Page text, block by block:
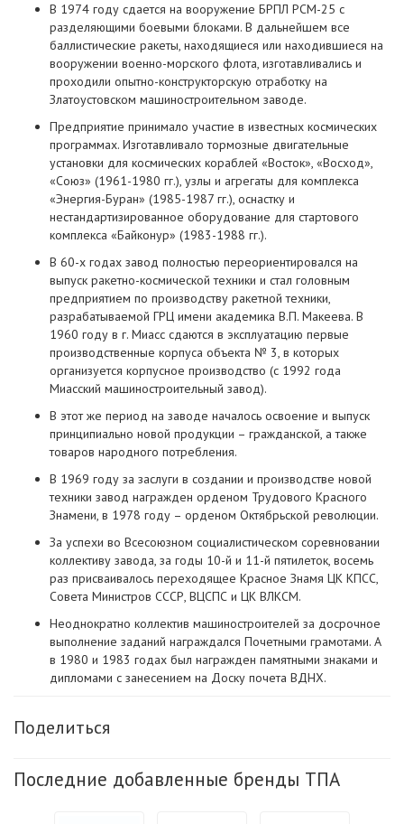
В 1974 году сдается на вооружение БРПЛ РСМ-25 с
разделяющими боевыми блоками. В дальнейшем все
баллистические ракеты, находящиеся или находившиеся на
вооружении военно-морского флота, изготавливались и
проходили опытно-конструкторскую отработку на
Златоустовском машиностроительном заводе.
Предприятие принимало участие в известных космических
программах. Изготавливало тормозные двигательные
установки для космических кораблей «Восток», «Восход»,
«Союз» (1961-1980 гг.), узлы и агрегаты для комплекса
«Энергия-Буран» (1985-1987 гг.), оснастку и
нестандартизированное оборудование для стартового
комплекса «Байконур» (1983-1988 гг.).
В 60-х годах завод полностью переориентировался на
выпуск ракетно-космической техники и стал головным
предприятием по производству ракетной техники,
разрабатываемой ГРЦ имени академика В.П. Макеева. В
1960 году в г. Миасс сдаются в эксплуатацию первые
производственные корпуса объекта № 3, в которых
организуется корпусное производство (с 1992 года
Миасский машиностроительный завод).
В этот же период на заводе началось освоение и выпуск
принципиально новой продукции – гражданской, а также
товаров народного потребления.
В 1969 году за заслуги в создании и производстве новой
техники завод награжден орденом Трудового Красного
Знамени, в 1978 году – орденом Октябрьской революции.
За успехи во Всесоюзном социалистическом соревновании
коллективу завода, за годы 10-й и 11-й пятилеток, восемь
раз присваивалось переходящее Красное Знамя ЦК КПСС,
Совета Министров СССР, ВЦСПС и ЦК ВЛКСМ.
Неоднократно коллектив машиностроителей за досрочное
выполнение заданий награждался Почетными грамотами. А
в 1980 и 1983 годах был награжден памятными знаками и
дипломами с занесением на Доску почета ВДНХ.
Поделиться
Последние добавленные бренды ТПА